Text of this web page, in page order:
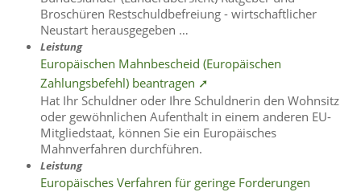
Broschüren Restschuldbefreiung - wirtschaftlicher
Neustart herausgegeben …
Leistung
Europäischen Mahnbescheid (Europäischen
Zahlungsbefehl) beantragen ➚
Hat Ihr Schuldner oder Ihre Schuldnerin den Wohnsitz
oder gewöhnlichen Aufenthalt in einem anderen EU-
Mitgliedstaat, können Sie ein Europäisches
Mahnverfahren durchführen.
Leistung
Europäisches Verfahren für geringe Forderungen